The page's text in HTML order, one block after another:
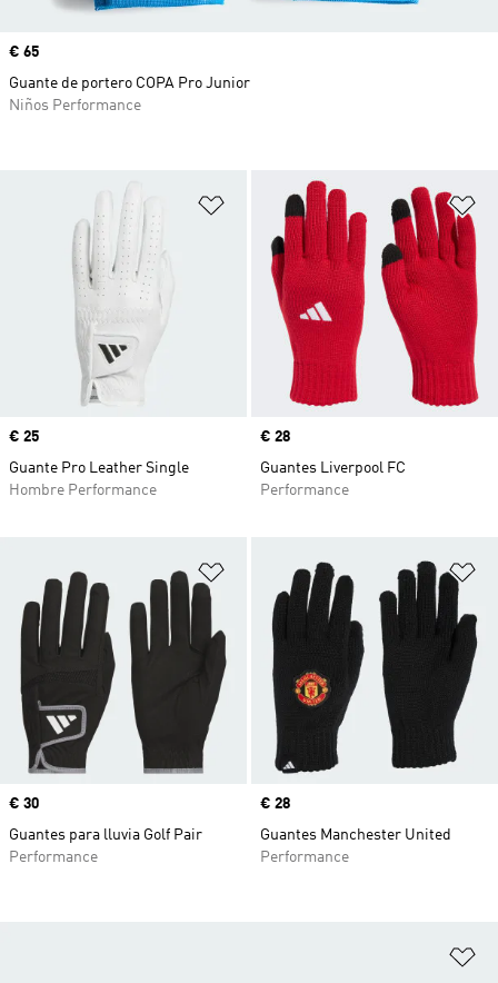
Añadir a la lista de deseos
Precio
€ 25
Guante Pro Leather Single
Hombre Performance
Precio
€ 28
Guantes Liverpool FC
Performance
Añadir a la lista de deseos
Precio
€ 30
Guantes para lluvia Golf Pair
Performance
Precio
€ 28
Guantes Manchester United
Performance
Precio
€ 65
Guante de portero COPA Pro Junior
Niños Performance